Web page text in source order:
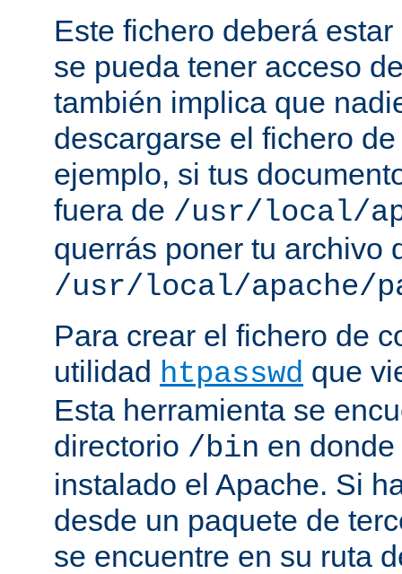
Este fichero deberá
se pueda tener acceso
también implica que
descargarse el fichero
ejemplo, si tus
fuera de /usr/local/
querrás poner tu archivo
/usr/local/apache/
Para crear el fichero de
utilidad htpasswd que
Esta herramienta se
directorio /bin en
instalado el Apache. Si
desde un paquete de
se encuentre en su ruta